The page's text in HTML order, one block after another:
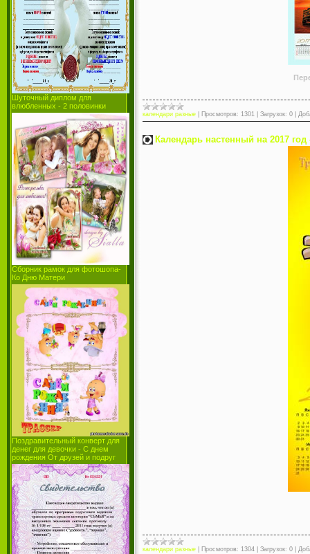
Шуточный диплом для
влюбленных - 2 половинки
Сборник рамок для фотошопа-
Ко Дню Матери
Поздравительный конверт для
денег для девочки - С днем
рождения От друзей и подруг
календари разные Просмотров: 1301 Загрузок: 0
Календарь настенный на 2017
календари разные Просмотров: 1304 Загрузок: 0